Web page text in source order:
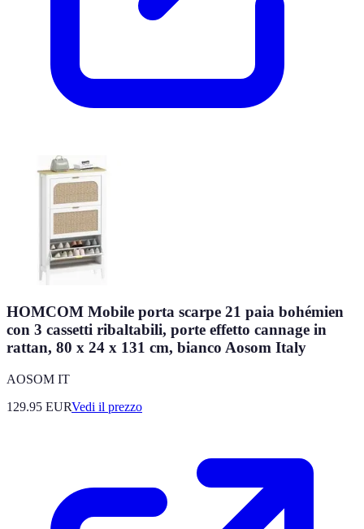
HOMCOM Mobile porta scarpe 21 paia bohémien
con 3 cassetti ribaltabili, porte effetto cannage in
rattan, 80 x 24 x 131 cm, bianco Aosom Italy
AOSOM IT
129.95 EURVedi il prezzo